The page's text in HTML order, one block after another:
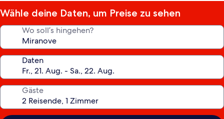
Wähle deine Daten, um Preise zu sehen
Wo soll’s hingehen?
Daten
Gäste